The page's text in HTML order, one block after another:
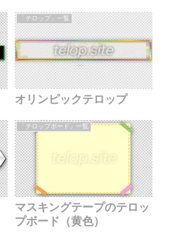
「テロップ」一覧
オリンピックテロップ
「テロップボード」一覧
マスキングテープのテロッ
プボード（黄色）